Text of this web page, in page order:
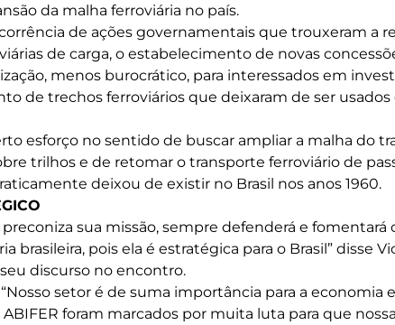
da malha ferroviária no país.
de ações governamentais que trouxeram a
de carga, o estabelecimento de novas
menos burocrático, para interessados em
de trechos ferroviários que deixaram de ser
esforço no sentido de buscar ampliar a malha do
trilhos e de retomar o transporte ferroviário de
deixou de existir no Brasil nos anos 1960.
preconiza sua missão, sempre defenderá e
brasileira, pois ela é estratégica para o Brasil” disse
discurso no encontro.
setor é de suma importância para a economia
ABIFER foram marcados por muita luta para que